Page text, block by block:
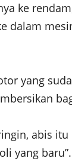
ke
dalam
yang
abis
yang